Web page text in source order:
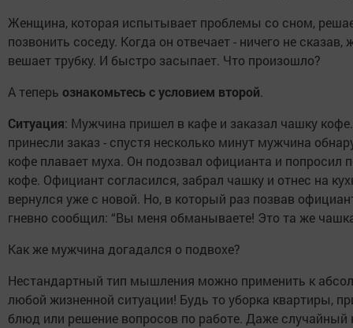
Женщина, которая испытывает проблемы со сном,
позвонить соседу. Когда он отвечает - ничего не
вешает трубку. И быстро засыпает. Что произошло?
А теперь ознакомьтесь с условием второй.
Ситуация: Мужчина пришел в кафе и заказал чашку
принесли заказ - спустя несколько минут мужчина
кофе плавает муха. Он подозвал официанта и попросил
кофе. Официант согласился, забрал чашку и отнес на
вернулся уже с новой. Но, в который раз позвав
гневно сообщил: “Вы меня обманываете! Это та же
Как же мужчина догадался о подвохе?
Нестандартный тип мышления можно применить к
любой жизненной ситуации! Будь то уборка квартиры,
блюд или решение вопросов по работе. Даже случайный